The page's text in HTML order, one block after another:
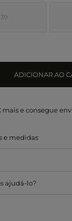
39
ADICIONAR AO
mais e consegue
e medidas
ajudá-lo?